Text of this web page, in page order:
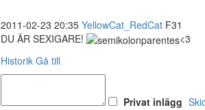
2011-02-23 20:35 YellowCat_RedCat F31
DU ÄR SEXIGARE!
<3
Historik Gå till
Privat inlägg